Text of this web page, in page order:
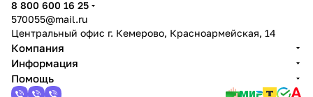
8 800 600 16 25
570055@mail.ru
Центральный офис г. Кемерово, Красноармейская, 14
Компания
Информация
Помощь